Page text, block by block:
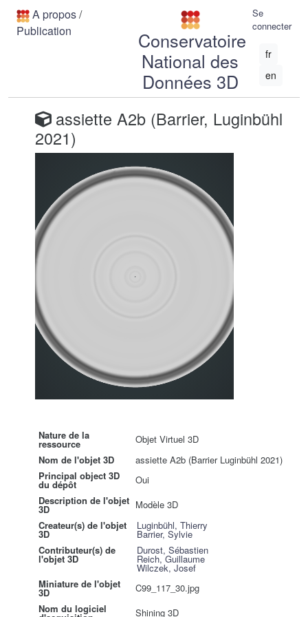
A propos/
Publication
Conservatoire
National des
Données 3D
Se
connecter
fr
en
assiette A2b (Barrier, Luginbühl
2021)
Nature de la
ressource
Objet Virtuel 3D
Nom de l'objet 3D
assiette A2b (Barrier Luginbühl 2021)
Principal object 3D
du dépôt
Oui
Description de l'objet
3D
Modèle 3D
Createur(s) de l'objet
3D
Luginbühl, Thierry
Barrier, Sylvie
Contributeur(s) de
l'objet 3D
Durost, Sébastien
Reich, Guillaume
Wilczek, Josef
Miniature de l'objet
3D
C99_117_30.jpg
Nom du logiciel
Shining 3D